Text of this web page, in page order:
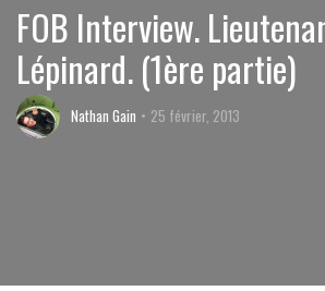
FOB Interview.
Lépinard. (1ère partie)
Nathan Gain 25 février, 2013